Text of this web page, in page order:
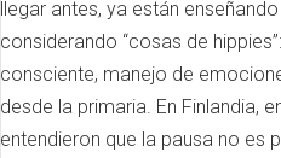
llegar antes, ya están
considerando “cosas de
consciente, manejo de
desde la primaria. En Finlandia,
entendieron que la pausa no es